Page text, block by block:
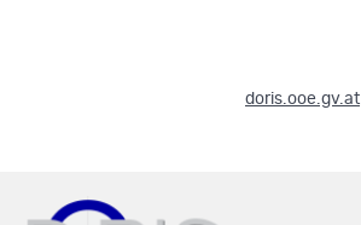
doris.ooe.gv.at.